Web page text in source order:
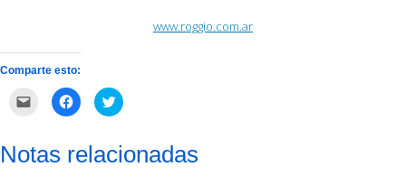
www.roggio.com.ar
Comparte esto:
correo
electrónico
Haz
clic
Facebook
(Se
Haz
clic
en
Twitter
(Se
Notas relacionadas